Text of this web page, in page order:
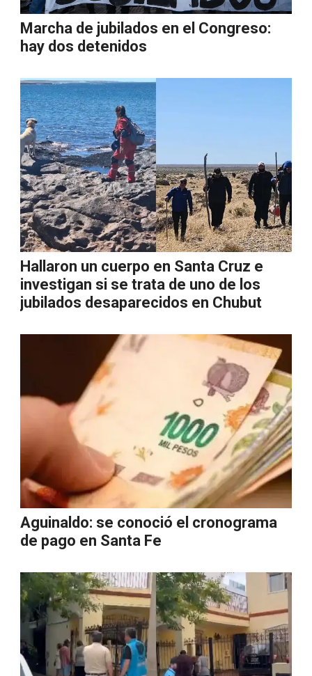
Marcha de jubilados en el Congreso:
hay dos detenidos
Hallaron un cuerpo en Santa Cruz e
investigan si se trata de uno de los
jubilados desaparecidos en Chubut
Aguinaldo: se conoció el cronograma
de pago en Santa Fe